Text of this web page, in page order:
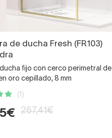
de ducha Fresh (FR103)
ducha fijo con cerco perimetral de
oro cepillado, 8 mm
(1)
267,41€